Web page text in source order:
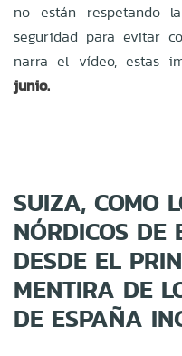
no están respetando
seguridad para evitar
narra el vídeo, estas
junio.
SUIZA, COMO
NÓRDICOS DE
DESDE EL
MENTIRA DE
DE ESPAÑA